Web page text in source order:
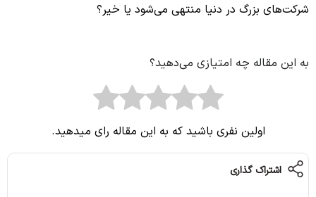
شرکت‌های بزرگ در دنیا منتهی می‌شود یا خیر؟
به این مقاله چه امتیازی می‌دهید؟
اولین نفری باشید که به این مقاله رای میدهید.
اشتراک گذاری